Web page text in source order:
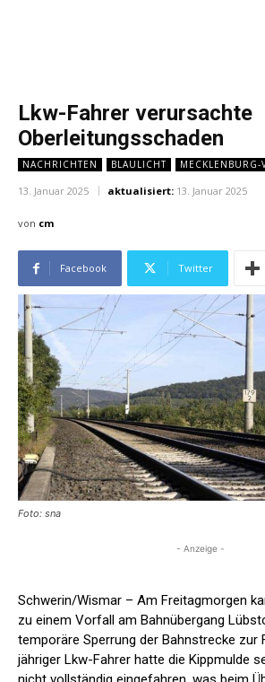
Lkw-Fahrer verursachte
Oberleitungsschaden
NACHRICHTEN BLAULICHT
13. Januar 2025 aktualisiert: 13. Januar 2025
von cm
Facebook Twitter
Foto: sna
- Anzeige -
Schwerin/Wismar – Am Freitagmorgen
zu einem Vorfall am Bahnübergang
temporäre Sperrung der Bahnstrecke zur
jähriger Lkw-Fahrer hatte die Kippmulde